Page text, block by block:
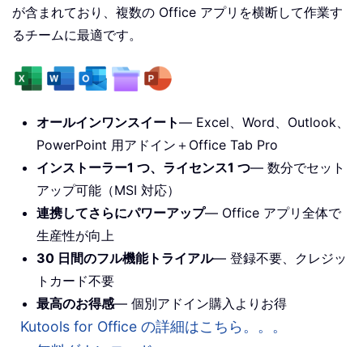
が含まれており、複数の Office アプリを横断して作業す
るチームに最適です。
オールインワンスイート— Excel、Word、Outlook、
PowerPoint 用アドイン＋Office Tab Pro
インストーラー1 つ、ライセンス1 つ— 数分でセット
アップ可能（MSI 対応）
連携してさらにパワーアップ— Office アプリ全体で
生産性が向上
30 日間のフル機能トライアル— 登録不要、クレジッ
トカード不要
最高のお得感— 個別アドイン購入よりお得
Kutools for Office の詳細はこちら。。。